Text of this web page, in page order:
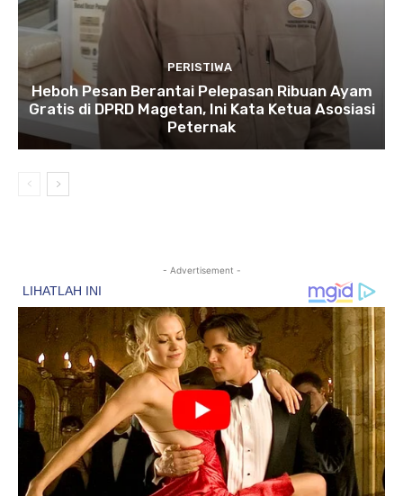
PERISTIWA
Heboh Pesan Berantai Pelepasan Ribuan Ayam
Gratis di DPRD Magetan, Ini Kata Ketua Asosiasi
Peternak
- Advertisement -